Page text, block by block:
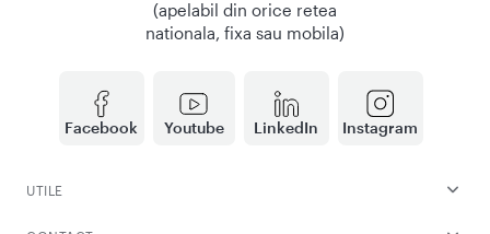
Facebook Youtube LinkedIn Instagram
(apelabil din orice retea
nationala, fixa sau mobila)
UTILE